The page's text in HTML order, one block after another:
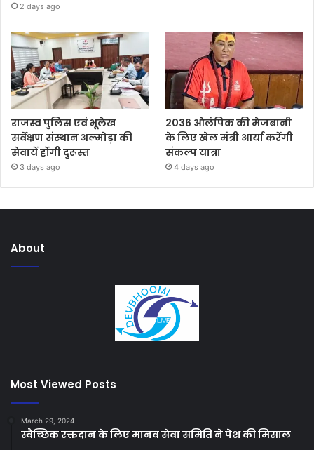
2 days ago
राजस्व पुलिस एवं भूलेख
सर्वेक्षण संस्थान अल्मोड़ा की
सेवायें होंगी दुरूस्त
3 days ago
2036 ओलंपिक की मेजबानी
के लिए खेल मंत्री आर्या करेंगी
संकल्प यात्रा
4 days ago
About
Most Viewed Posts
March 29, 2024
स्वैच्छिक रक्तदान के लिए मानव सेवा समिति ने पेश की मिसाल